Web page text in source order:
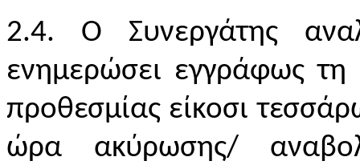
2.4. Ο Συνεργάτης
ενημερώσει εγγράφως τη
προθεσμίας είκοσι
ώρα ακύρωσης/